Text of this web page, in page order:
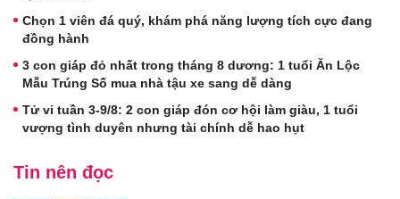
Chọn 1 viên đá quý, khám phá năng lượng tích cực đang
đồng hành
3 con giáp đỏ nhất trong tháng 8 dương: 1 tuổi Ăn Lộc
Mẫu Trúng Số mua nhà tậu xe sang dễ dàng
Tử vi tuần 3-9/8: 2 con giáp đón cơ hội làm giàu, 1 tuổi
vượng tình duyên nhưng tài chính dễ hao hụt
Tin nên đọc